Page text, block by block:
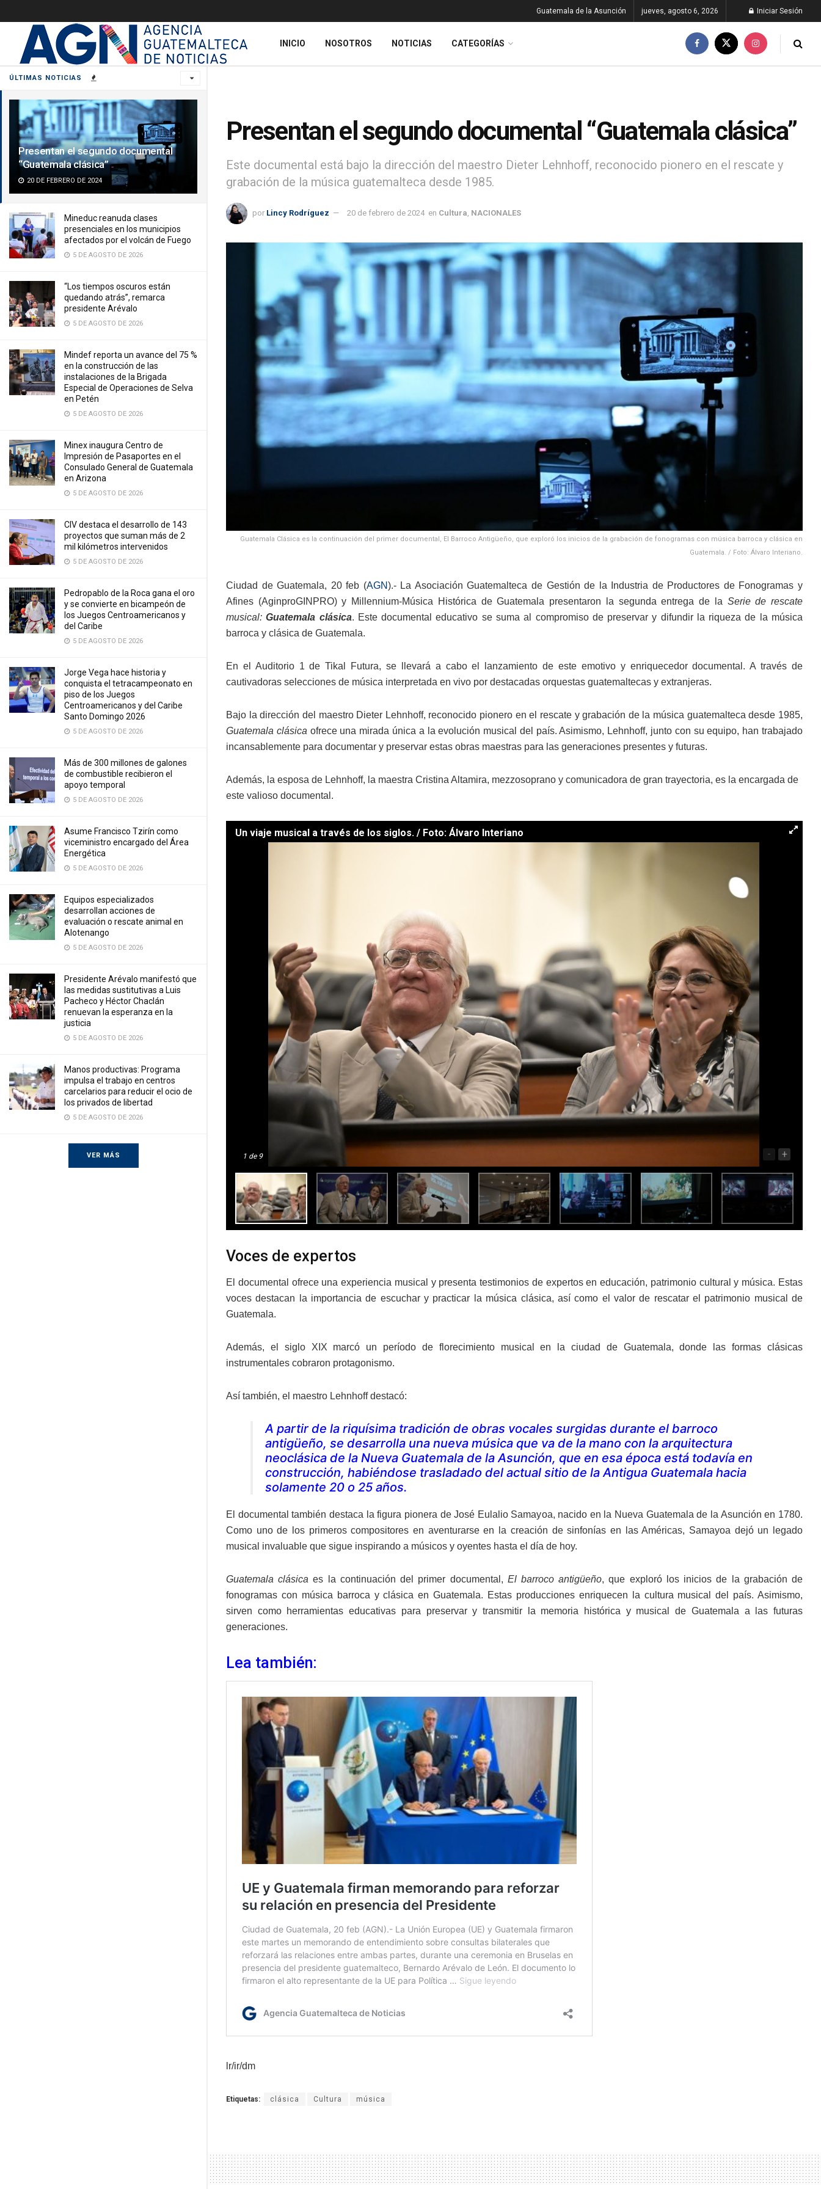
ÚLTIMAS NOTICIAS
Presentan el segundo documental
“Guatemala clásica”
20 DE FEBRERO DE 2024
Mineduc reanuda clases
presenciales en los municipios
afectados por el volcán de Fuego
5 DE AGOSTO DE 2026
“Los tiempos oscuros están
quedando atrás”, remarca
presidente Arévalo
5 DE AGOSTO DE 2026
Mindef reporta un avance del 75 %
en la construcción de las
instalaciones de la Brigada
Especial de Operaciones de Selva
en Petén
5 DE AGOSTO DE 2026
Minex inaugura Centro de
Impresión de Pasaportes en el
Consulado General de Guatemala
en Arizona
5 DE AGOSTO DE 2026
CIV destaca el desarrollo de 143
proyectos que suman más de 2
mil kilómetros intervenidos
5 DE AGOSTO DE 2026
Pedropablo de la Roca gana el oro
y se convierte en bicampeón de
los Juegos Centroamericanos y
del Caribe
5 DE AGOSTO DE 2026
Jorge Vega hace historia y
conquista el tetracampeonato en
piso de los Juegos
Centroamericanos y del Caribe
Santo Domingo 2026
5 DE AGOSTO DE 2026
Más de 300 millones de galones
de combustible recibieron el
apoyo temporal
5 DE AGOSTO DE 2026
Asume Francisco Tzirín como
viceministro encargado del Área
Energética
5 DE AGOSTO DE 2026
Equipos especializados
desarrollan acciones de
evaluación o rescate animal en
Alotenango
5 DE AGOSTO DE 2026
Presidente Arévalo manifestó que
las medidas sustitutivas a Luis
Pacheco y Héctor Chaclán
renuevan la esperanza en la
justicia
5 DE AGOSTO DE 2026
Manos productivas: Programa
impulsa el trabajo en centros
carcelarios para reducir el ocio de
los privados de libertad
5 DE AGOSTO DE 2026
VER MÁS
Guatemala de la Asunción jueves, agosto 6, 2026 Iniciar Sesión
INICIO NOSOTROS NOTICIAS CATEGORÍAS
Presentan el segundo documental “Guatemala clásica”
Este documental está bajo la dirección del maestro Dieter Lehnhoff, reconocido pionero en el rescate y
grabación de la música guatemalteca desde 1985.
por Lincy Rodríguez 20 de febrero de 2024 en Cultura NACIONALES
Guatemala Clásica es la continuación del primer documental, El Barroco Antigüeño, que exploró los inicios de la grabación de fonogramas con música barroca y clásica en
Guatemala. / Foto: Álvaro Interiano.
Ciudad de Guatemala, 20 feb (AGN).- La Asociación Guatemalteca de Gestión de la Industria de Productores de Fonogramas y
Afines (AginproGINPRO) y Millennium-Música Histórica de Guatemala presentaron la segunda entrega de la Serie de rescate
musical: Guatemala clásica. Este documental educativo se suma al compromiso de preservar y difundir la riqueza de la música
barroca y clásica de Guatemala.
En el Auditorio 1 de Tikal Futura, se llevará a cabo el lanzamiento de este emotivo y enriquecedor documental. A través de
cautivadoras selecciones de música interpretada en vivo por destacadas orquestas guatemaltecas y extranjeras.
Bajo la dirección del maestro Dieter Lehnhoff, reconocido pionero en el rescate y grabación de la música guatemalteca desde 1985,
Guatemala clásica ofrece una mirada única a la evolución musical del país. Asimismo, Lehnhoff, junto con su equipo, han trabajado
incansablemente para documentar y preservar estas obras maestras para las generaciones presentes y futuras.
Además, la esposa de Lehnhoff, la maestra Cristina Altamira, mezzosoprano y comunicadora de gran trayectoria, es la encargada de
este valioso documental.
Un viaje musical a través de los siglos. / Foto: Álvaro Interiano
1 de 9 - +
Voces de expertos
El documental ofrece una experiencia musical y presenta testimonios de expertos en educación, patrimonio cultural y música. Estas
voces destacan la importancia de escuchar y practicar la música clásica, así como el valor de rescatar el patrimonio musical de
Guatemala.
Además, el siglo XIX marcó un período de florecimiento musical en la ciudad de Guatemala, donde las formas clásicas
instrumentales cobraron protagonismo.
Así también, el maestro Lehnhoff destacó:
A partir de la riquísima tradición de obras vocales surgidas durante el barroco
antigüeño, se desarrolla una nueva música que va de la mano con la arquitectura
neoclásica de la Nueva Guatemala de la Asunción, que en esa época está todavía en
construcción, habiéndose trasladado del actual sitio de la Antigua Guatemala hacia
solamente 20 o 25 años.
El documental también destaca la figura pionera de José Eulalio Samayoa, nacido en la Nueva Guatemala de la Asunción en 1780.
Como uno de los primeros compositores en aventurarse en la creación de sinfonías en las Américas, Samayoa dejó un legado
musical invaluable que sigue inspirando a músicos y oyentes hasta el día de hoy.
Guatemala clásica es la continuación del primer documental, El barroco antigüeño, que exploró los inicios de la grabación de
fonogramas con música barroca y clásica en Guatemala. Estas producciones enriquecen la cultura musical del país. Asimismo,
sirven como herramientas educativas para preservar y transmitir la memoria histórica y musical de Guatemala a las futuras
generaciones.
Lea también:
lr/ir/dm
Etiquetas: clásica Cultura música